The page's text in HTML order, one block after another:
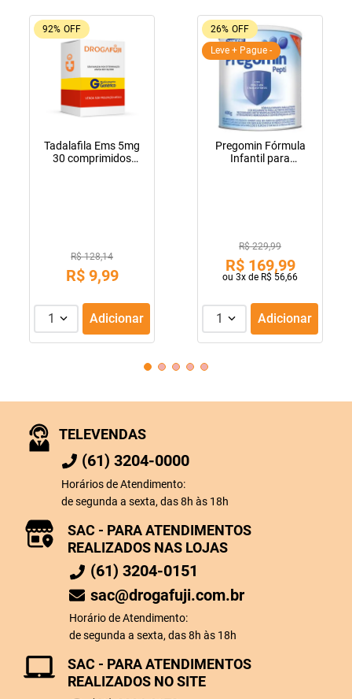
92% OFF
Tadalafila Ems 5mg
30 comprimidos
R$ 128,14
R$ 9,99
1 Adicionar
26% OFF
Leve + Pague -
Pregomin Fórmula
Infantil para
R$ 229,99
R$ 169,99
ou 3x de R$ 56,66
1 Adicionar
TELEVENDAS
(61) 3204-0000
Horários de Atendimento:
de segunda a sexta, das 8h às 18h
SAC - PARA ATENDIMENTOS
REALIZADOS NO SITE
SAC - PARA ATENDIMENTOS
REALIZADOS NAS LOJAS
(61) 3204-0151
sac@drogafuji.com.br
Horário de Atendimento:
de segunda a sexta, das 8h às 18h